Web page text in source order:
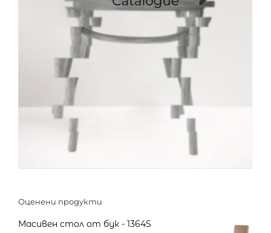
Оценени продукти
Масивен стол от бук - 1364S